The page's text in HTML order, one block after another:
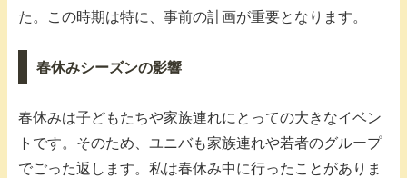
た。この時期は特に、事前の計画が重要となります。
春休みシーズンの影響
春休みは子どもたちや家族連れにとっての大きなイベン
トです。そのため、ユニバも家族連れや若者のグループ
でごった返します。私は春休み中に行ったことがありま